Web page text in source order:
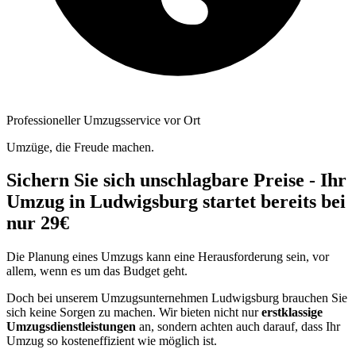
Professioneller Umzugsservice vor Ort
Umzüge, die Freude machen.
Sichern Sie sich unschlagbare Preise - Ihr
Umzug in Ludwigsburg startet bereits bei
nur 29€
Die Planung eines Umzugs kann eine Herausforderung sein, vor
allem, wenn es um das Budget geht.
Doch bei unserem Umzugsunternehmen Ludwigsburg brauchen Sie
sich keine Sorgen zu machen. Wir bieten nicht nurerstklassige
Umzugsdienstleistungen an, sondern achten auch darauf, dass Ihr
Umzug so kosteneffizient wie möglich ist.